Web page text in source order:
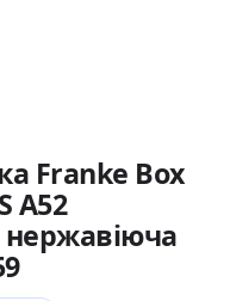
Franke Box
A52
нержавіюча